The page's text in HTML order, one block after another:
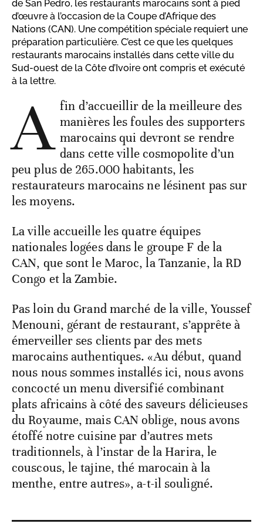
de San Pedro, les restaurants marocains sont à pied
d’œuvre à l’occasion de la Coupe d’Afrique des
Nations (CAN). Une compétition spéciale requiert une
préparation particulière. C’est ce que les quelques
restaurants marocains installés dans cette ville du
Sud-ouest de la Côte d’Ivoire ont compris et exécuté
à la lettre.
A fin d’accueillir de la meilleure des
manières les foules des supporters
marocains qui devront se rendre
dans cette ville cosmopolite d’un
peu plus de 265.000 habitants, les
restaurateurs marocains ne lésinent pas sur
les moyens.
La ville accueille les quatre équipes
nationales logées dans le groupe F de la
CAN, que sont le Maroc, la Tanzanie, la RD
Congo et la Zambie.
Pas loin du Grand marché de la ville, Youssef
Menouni, gérant de restaurant, s’apprête à
émerveiller ses clients par des mets
marocains authentiques. «Au début, quand
nous nous sommes installés ici, nous avons
concocté un menu diversifié combinant
plats africains à côté des saveurs délicieuses
du Royaume, mais CAN oblige, nous avons
étoffé notre cuisine par d’autres mets
traditionnels, à l’instar de la Harira, le
couscous, le tajine, thé marocain à la
menthe, entre autres», a-t-il souligné.